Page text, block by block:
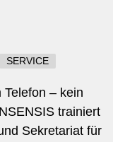
SERVICE
– kein
trainiert
Sekretariat für